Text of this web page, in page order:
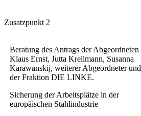
Zusatzpunkt 2
Beratung des Antrags der Abgeordneten
Klaus Ernst, Jutta Krellmann, Susanna
Karawanskij, weiterer Abgeordneter und
der Fraktion DIE LINKE.
Sicherung der Arbeitsplätze in der
europäischen Stahlindustrie